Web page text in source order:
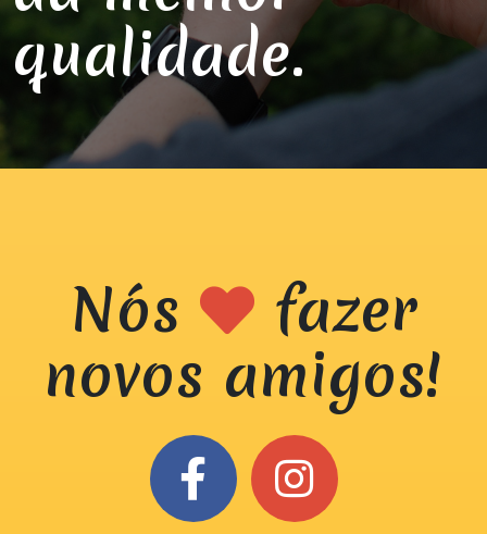
qualidade.
Nós
fazer
novos amigos!